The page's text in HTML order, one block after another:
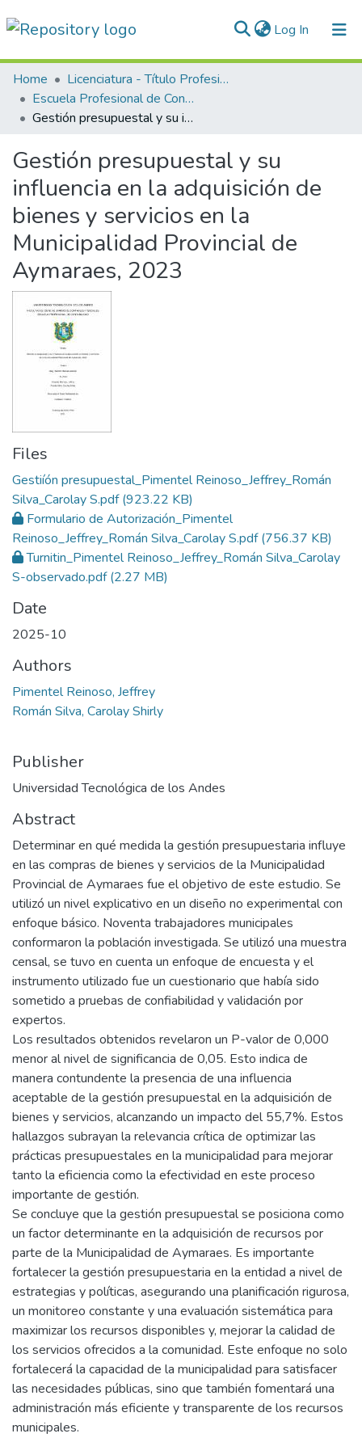
Log In (current)
Communities & Collections
All of DSpace
Normativas
Home
Licenciatura - Título Profesional
Escuela Profesional de Contabilidad
Gestión presupuestal y su influencia en la adquisición de bienes y servicios en la Municipalidad Provincial de Aymaraes, 2023
Gestión presupuestal y su
influencia en la adquisición de
bienes y servicios en la
Municipalidad Provincial de
Aymaraes, 2023
Files
Gestiíón presupuestal_Pimentel Reinoso_Jeffrey_Román
Silva_Carolay S.pdf(923.22 KB)
Formulario de Autorización_Pimentel
Reinoso_Jeffrey_Román Silva_Carolay S.pdf(756.37 KB)
Turnitin_Pimentel Reinoso_Jeffrey_Román Silva_Carolay
S-observado.pdf(2.27 MB)
Date
2025-10
Authors
Pimentel Reinoso, Jeffrey
Román Silva, Carolay Shirly
Publisher
Universidad Tecnológica de los Andes
Abstract
Determinar en qué medida la gestión presupuestaria influye
en las compras de bienes y servicios de la Municipalidad
Provincial de Aymaraes fue el objetivo de este estudio. Se
utilizó un nivel explicativo en un diseño no experimental con
enfoque básico. Noventa trabajadores municipales
conformaron la población investigada. Se utilizó una muestra
censal, se tuvo en cuenta un enfoque de encuesta y el
instrumento utilizado fue un cuestionario que había sido
sometido a pruebas de confiabilidad y validación por
expertos.
Los resultados obtenidos revelaron un P-valor de 0,000
menor al nivel de significancia de 0,05. Esto indica de
manera contundente la presencia de una influencia
aceptable de la gestión presupuestal en la adquisición de
bienes y servicios, alcanzando un impacto del 55,7%. Estos
hallazgos subrayan la relevancia crítica de optimizar las
prácticas presupuestales en la municipalidad para mejorar
tanto la eficiencia como la efectividad en este proceso
importante de gestión.
Se concluye que la gestión presupuestal se posiciona como
un factor determinante en la adquisición de recursos por
parte de la Municipalidad de Aymaraes. Es importante
fortalecer la gestión presupuestaria en la entidad a nivel de
estrategias y políticas, asegurando una planificación rigurosa,
un monitoreo constante y una evaluación sistemática para
maximizar los recursos disponibles y, mejorar la calidad de
los servicios ofrecidos a la comunidad. Este enfoque no solo
fortalecerá la capacidad de la municipalidad para satisfacer
las necesidades públicas, sino que también fomentará una
administración más eficiente y transparente de los recursos
municipales.